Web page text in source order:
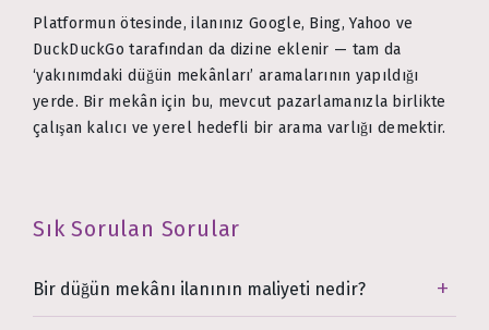
Platformun ötesinde, ilanınız Google, Bing, Yahoo ve
DuckDuckGo tarafından da dizine eklenir — tam da
‘yakınımdaki düğün mekânları’ aramalarının yapıldığı
yerde. Bir mekân için bu, mevcut pazarlamanızla birlikte
çalışan kalıcı ve yerel hedefli bir arama varlığı demektir.
Sık Sorulan Sorular
Bir düğün mekânı ilanının maliyeti nedir?